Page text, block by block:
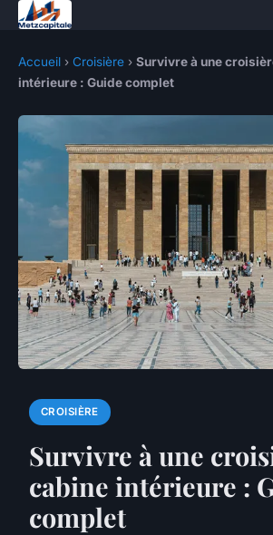
Accueil › Croisière › Survivre à une
intérieure : Guide complet
CROISIÈRE
Survivre à une
cabine intérieure :
complet